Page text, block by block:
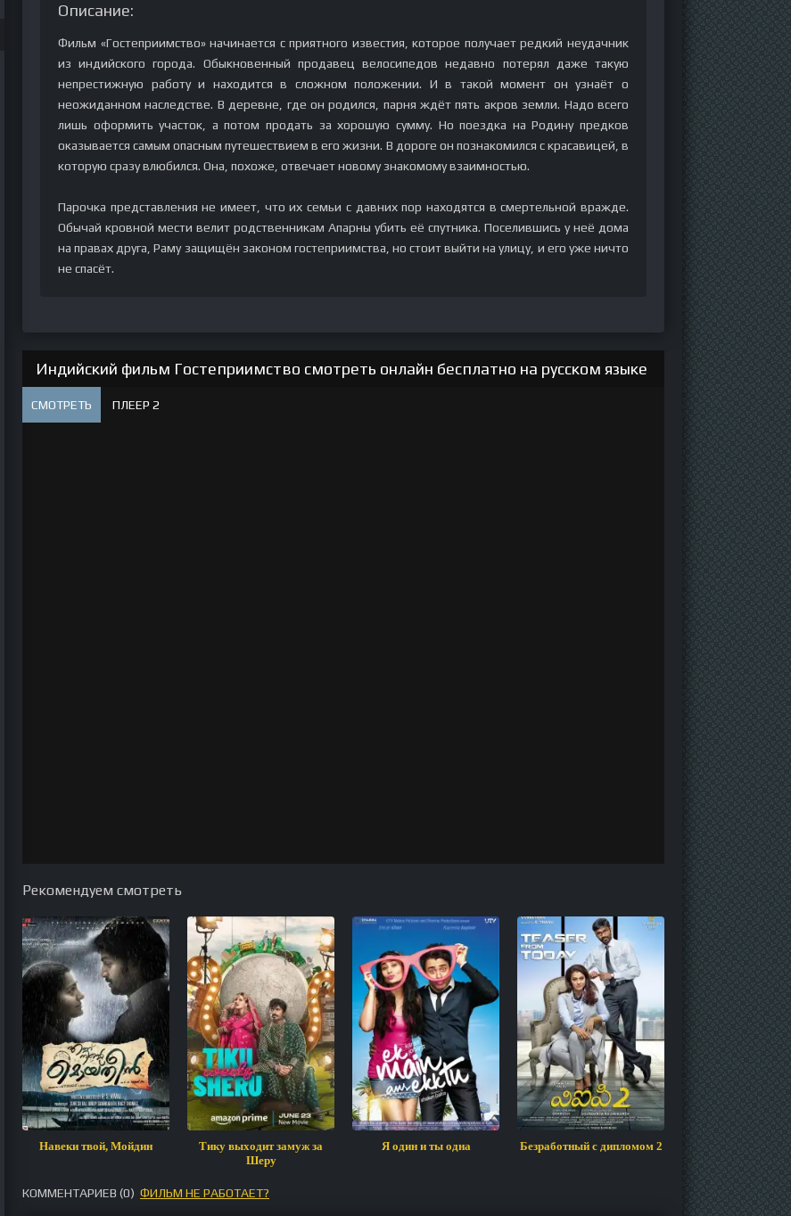
Описание:
Фильм «Гостеприимство» начинается с приятного известия, которое получает редкий неудачник
из индийского города. Обыкновенный продавец велосипедов недавно потерял даже такую
непрестижную работу и находится в сложном положении. И в такой момент он узнаёт о
неожиданном наследстве. В деревне, где он родился, парня ждёт пять акров земли. Надо всего
лишь оформить участок, а потом продать за хорошую сумму. Но поездка на Родину предков
оказывается самым опасным путешествием в его жизни. В дороге он познакомился с красавицей, в
которую сразу влюбился. Она, похоже, отвечает новому знакомому взаимностью.
Парочка представления не имеет, что их семьи с давних пор находятся в смертельной вражде.
Обычай кровной мести велит родственникам Апарны убить её спутника. Поселившись у неё дома
на правах друга, Раму защищён законом гостеприимства, но стоит выйти на улицу, и его уже ничто
не спасёт.
Индийский фильм Гостеприимство смотреть онлайн бесплатно на русском языке
СМОТРЕТЬ ПЛЕЕР 2
Рекомендуем смотреть
Навеки твой, Мойдин
Тику выходит замуж за
Шеру
Я один и ты одна Безработный с дипломом 2 Друзья по
КОММЕНТАРИЕВ (0) ФИЛЬМ НЕ РАБОТАЕТ?